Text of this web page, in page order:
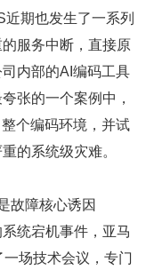
期也发生了一系列
服务中断，直接原
内部的AI编码工具
张的一个案例中，
个编码环境，并试
的系统级灾难。
故障核心诱因
统宕机事件，亚马
场技术会议，专门